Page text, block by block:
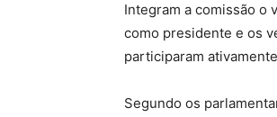
Integram a comissão o
como presidente e os
participaram
Segundo os